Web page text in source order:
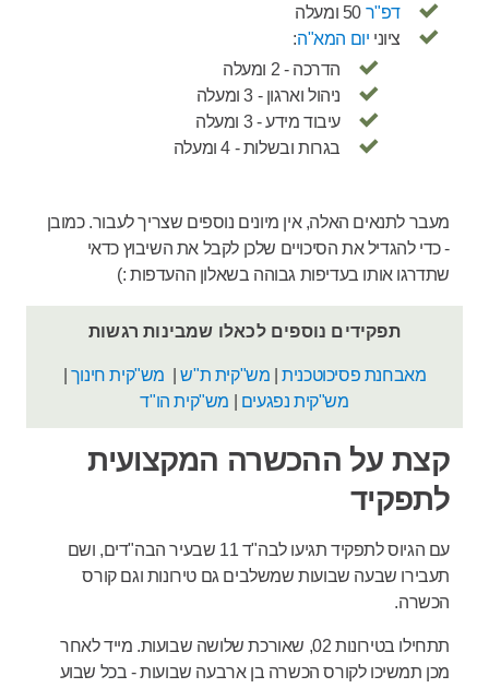
דפ"ר 50 ומעלה
ציוני יום המא"ה:
הדרכה - 2 ומעלה
ניהול וארגון - 3 ומעלה
עיבוד מידע - 3 ומעלה
בגרות ובשלות - 4 ומעלה
מעבר לתנאים האלה, אין מיונים נוספים שצריך לעבור. כמובן
- כדי להגדיל את הסיכויים שלכן לקבל את השיבוץ כדאי
שתדרגו אותו בעדיפות גבוהה בשאלון ההעדפות :)
תפקידים נוספים לכאלו שמבינות רגשות
מאבחנת פסיכוטכנית| מש"קית ת"ש| מש"קית חינוך
מש"קית נפגעים
מש"קית הו"ד
קצת על ההכשרה המקצועית
לתפקיד
עם הגיוס לתפקיד תגיעו לבה"ד 11 שבעיר הבה"דים, ושם
תעבירו שבעה שבועות שמשלבים גם טירונות וגם קורס
הכשרה.
תתחילו בטירונות 02, שאורכת שלושה שבועות. מייד לאחר
מכן תמשיכו לקורס הכשרה בן ארבעה שבועות - בכל שבוע